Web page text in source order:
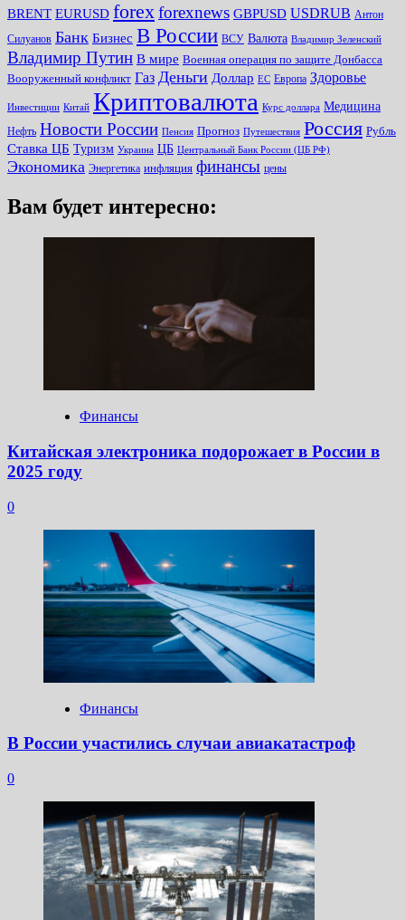
BRENT EURUSD forexforexnews GBPUSD USDRUB Антон
Силуанов Банк Бизнес В России ВСУ Валюта Владимир Зеленский
Владимир Путин В мире Военная операция по защите Донбасса
Вооруженный конфликт Газ Деньги Доллар ЕС Европа Здоровье
Инвестиции Китай Криптовалюта Курс доллара Медицина
Нефть Новости России Пенсия Прогноз Путешествия Россия Рубль
Ставка ЦБ Туризм Украина ЦБ Центральный Банк России (ЦБ РФ)
Экономика Энергетика инфляция финансы цены
Вам будет интересно:
Финансы
Китайская электроника подорожает в России в
2025 году
0
Финансы
В России участились случаи авиакатастроф
0